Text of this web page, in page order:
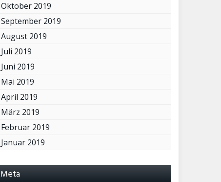
Oktober 2019
September 2019
August 2019
Juli 2019
Juni 2019
Mai 2019
April 2019
März 2019
Februar 2019
Januar 2019
Meta